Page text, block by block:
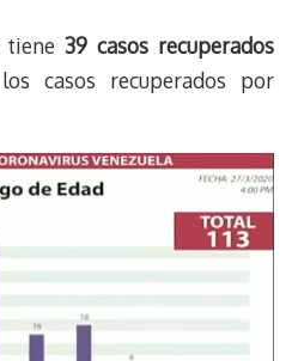
tiene 39 casos recuperados
casos recuperados por